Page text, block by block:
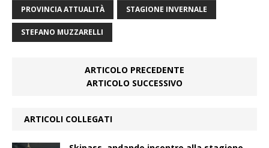
PROVINCIA ATTUALITÀ STAGIONE INVERNALE
STEFANO MUZZARELLI
ARTICOLO PRECEDENTE
ARTICOLO SUCCESSIVO
ARTICOLI COLLEGATI